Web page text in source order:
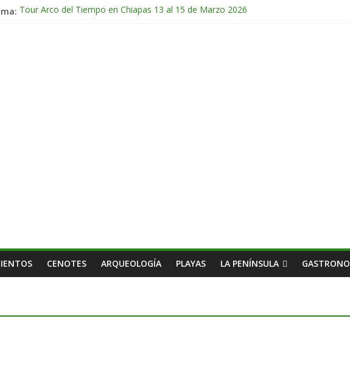
Tour Arco del Tiempo en Chiapas 13 al 15 de Marzo 2026
CENOTES ARQUEOLOGÍA PLAYAS LA PENÍNSULA